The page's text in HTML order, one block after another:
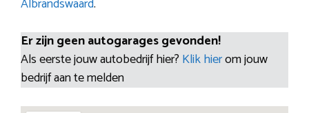
Er zijn geen autogarages gevonden!
Als eerste jouw autobedrijf hier? Klik hierom jouw
bedrijf aan te melden